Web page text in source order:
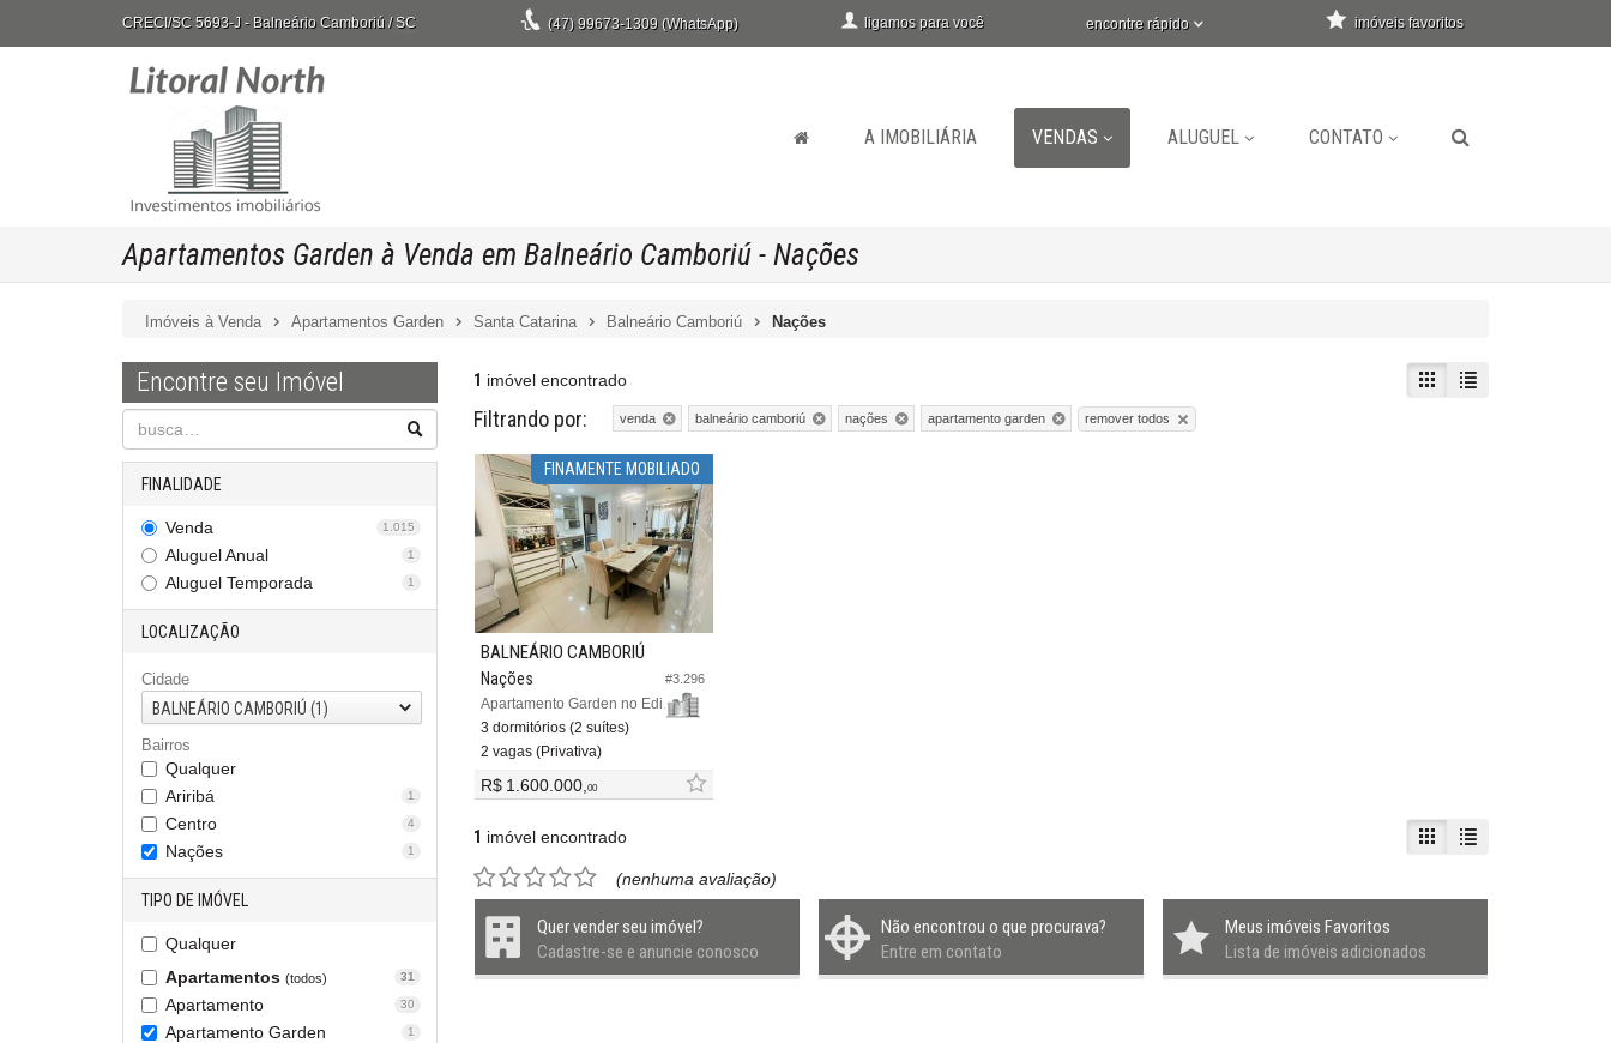
CRECI/SC 5693-J - Balneário Camboriú /SC (47) 99673-1309 (WhatsApp) ligamos para você encontre rápido imóveis favoritos
A IMOBILIÁRIA VENDAS ALUGUEL CONTATO
Apartamentos Garden à Venda em Balneário Camboriú - Nações
Imóveis à Venda Apartamentos Garden Santa Catarina Balneário Camboriú Nações
Encontre seu Imóvel
FINALIDADE
Venda 1.015
Aluguel Anual 1
Aluguel Temporada 1
LOCALIZAÇÃO
Cidade
BALNEÁRIO CAMBORIÚ (1)
Bairros
Qualquer
Ariribá
1
Centro 4
Nações 1
TIPO DE IMÓVEL
Qualquer
Apartamentos (todos) 31
Apartamento 30
Apartamento Garden 1
1 imóvel encontrado
Filtrando por: venda balneário camboriú nações apartamento garden remover todos
FINAMENTE MOBILIADO
#3.296
BALNEÁRIO CAMBORIÚ
Nações
Apartamento Garden no Edifício Bella Vitta
3 dormitórios (2 suítes)
2 vagas (Privativa)
R$ 1.600.000,00
1 imóvel encontrado
(nenhuma avaliação)
Quer vender seu imóvel?
Cadastre-se e anuncie conosco
Não encontrou o que procurava?
Entre em contato
Meus imóveis Favoritos
Lista de imóveis adicionados